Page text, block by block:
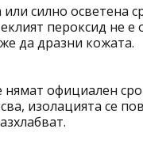
силно осветена
пероксид не е
да дразни кожата.
нямат официален
изолацията се